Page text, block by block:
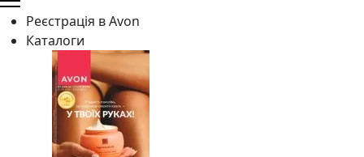
Реєстрація в Avon
Каталоги